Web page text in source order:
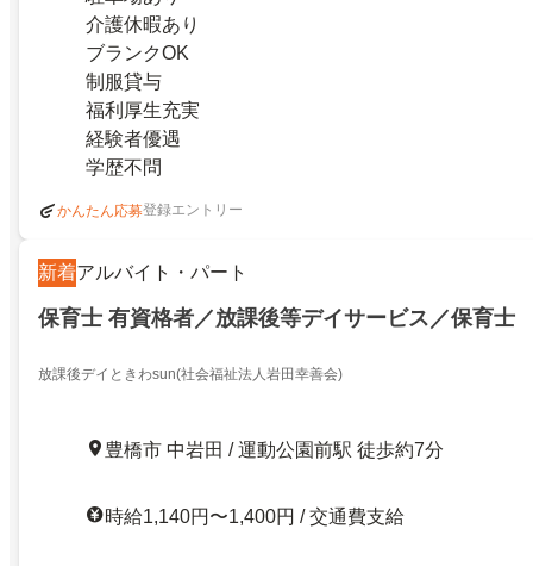
介護休暇あり
ブランクOK
制服貸与
福利厚生充実
経験者優遇
学歴不問
かんたん応募登録エントリー
新着アルバイト・パート
保育士 有資格者／放課後等デイサービス／保育士
放課後デイときわsun(社会福祉法人岩田幸善会)
豊橋市 中岩田 / 運動公園前駅 徒歩約7分
時給1,140円〜1,400円 / 交通費支給